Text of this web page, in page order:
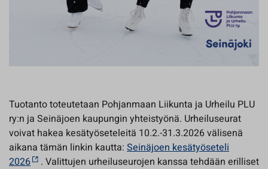
Tuotanto toteutetaan Pohjanmaan Liikunta ja Urheilu PLU
ry:n ja Seinäjoen kaupungin yhteistyönä. Urheiluseurat
voivat hakea kesätyöseteleitä 10.2.-31.3.2026 välisenä
aikana tämän linkin kautta: Seinäjoen kesätyöseteli
2026
. Valittujen urheiluseurojen kanssa tehdään erilliset